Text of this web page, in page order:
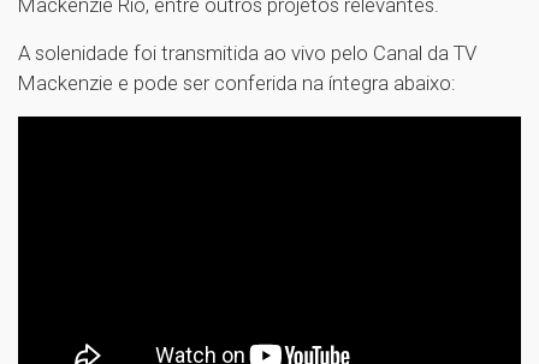
A solenidade foi transmitida ao vivo pelo Canal da TV
Mackenzie e pode ser conferida na íntegra abaixo: